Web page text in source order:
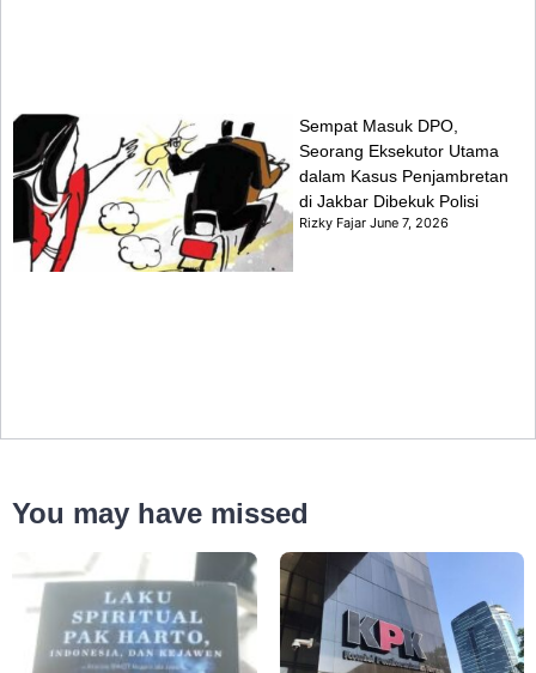
Sempat Masuk DPO,
Seorang Eksekutor Utama
dalam Kasus Penjambretan
di Jakbar Dibekuk Polisi
Rizky FajarJune 7, 2026
You may have missed